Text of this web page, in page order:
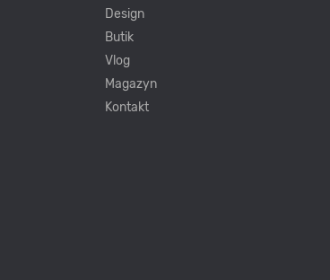
Design
Butik
Vlog
Magazyn
Kontakt